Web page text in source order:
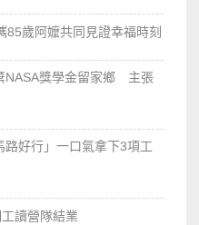
歲阿嬤共同見證幸福時刻
NASA獎學金留家鄉 主張
好行」一口氣拿下3項工
讀營隊結業